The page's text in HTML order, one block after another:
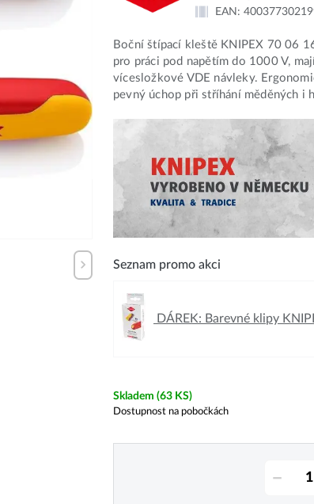
EAN:
Boční štípací kleště KNIPEX 70 06
pro práci pod napětím do 1000 V,
vícesložkové VDE návleky.
pevný úchop při stříhání měděných i
Seznam promo akci
DÁREK: Barevné klipy
Skladem (63 KS)
Dostupnost na pobočkách
–